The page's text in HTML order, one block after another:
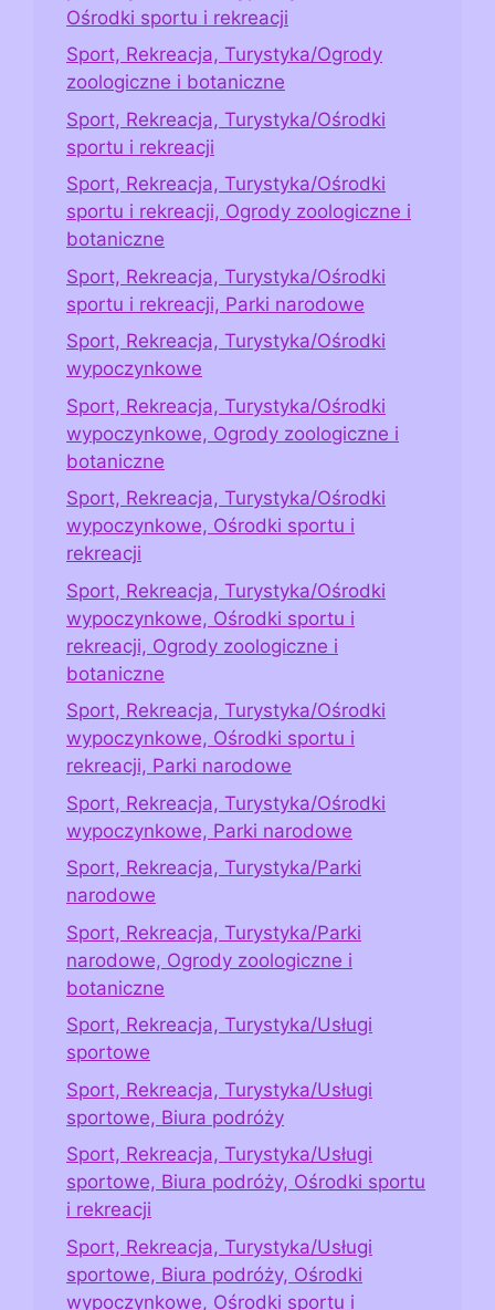
Ośrodki sportu i rekreacji
Sport, Rekreacja, Turystyka/Ogrody
zoologiczne i botaniczne
Sport, Rekreacja, Turystyka/Ośrodki
sportu i rekreacji
Sport, Rekreacja, Turystyka/Ośrodki
sportu i rekreacji, Ogrody zoologiczne i
botaniczne
Sport, Rekreacja, Turystyka/Ośrodki
sportu i rekreacji, Parki narodowe
Sport, Rekreacja, Turystyka/Ośrodki
wypoczynkowe
Sport, Rekreacja, Turystyka/Ośrodki
wypoczynkowe, Ogrody zoologiczne i
botaniczne
Sport, Rekreacja, Turystyka/Ośrodki
wypoczynkowe, Ośrodki sportu i
rekreacji
Sport, Rekreacja, Turystyka/Ośrodki
wypoczynkowe, Ośrodki sportu i
rekreacji, Ogrody zoologiczne i
botaniczne
Sport, Rekreacja, Turystyka/Ośrodki
wypoczynkowe, Ośrodki sportu i
rekreacji, Parki narodowe
Sport, Rekreacja, Turystyka/Ośrodki
wypoczynkowe, Parki narodowe
Sport, Rekreacja, Turystyka/Parki
narodowe
Sport, Rekreacja, Turystyka/Parki
narodowe, Ogrody zoologiczne i
botaniczne
Sport, Rekreacja, Turystyka/Usługi
sportowe
Sport, Rekreacja, Turystyka/Usługi
sportowe, Biura podróży
Sport, Rekreacja, Turystyka/Usługi
sportowe, Biura podróży, Ośrodki sportu
i rekreacji
Sport, Rekreacja, Turystyka/Usługi
sportowe, Biura podróży, Ośrodki
wypoczynkowe, Ośrodki sportu i